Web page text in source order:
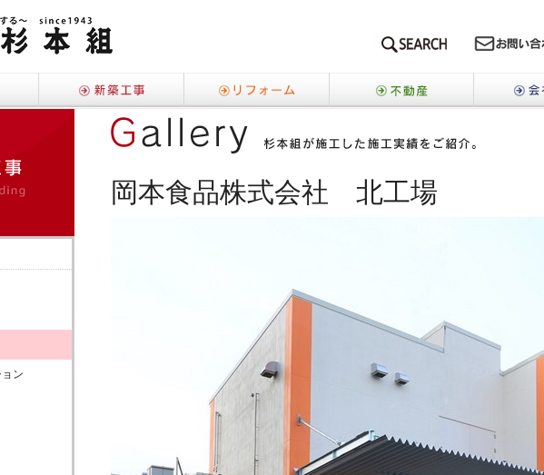
SEARCH
新築工事 リフォーム
岡本食品株式会社 北工場
新築工事
ン